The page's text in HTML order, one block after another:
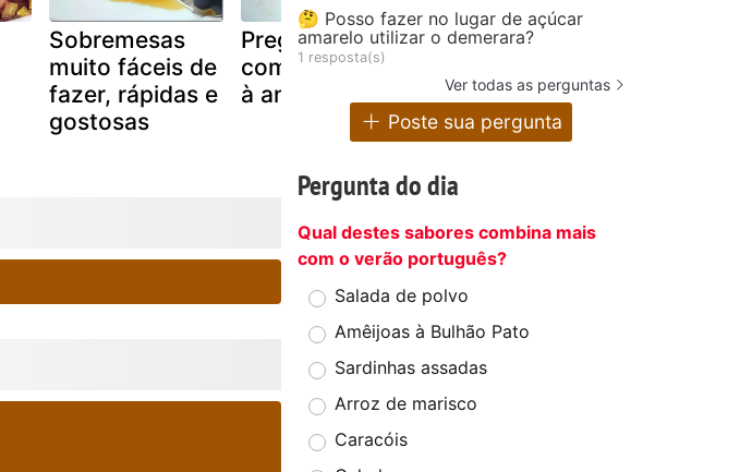
Sobremesas
muito fáceis de
fazer, rápidas e
gostosas
Prego no pão
com mostarda
à antiga
Bitoque á
🤔 Posso fazer no lugar de açúcar
amarelo utilizar o demerara?
1 resposta(s)
Ver todas as perguntas
Poste sua pergunta
Pergunta do dia
Qual destes sabores combina mais
com o verão português?
Salada de polvo
Amêijoas à Bulhão Pato
Sardinhas assadas
Arroz de marisco
Caracóis